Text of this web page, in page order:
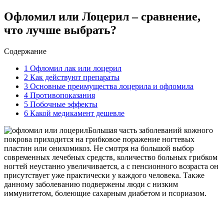
Офломил или Лоцерил – сравнение,
что лучше выбрать?
Содержание
1 Офломил лак или лоцерил
2 Как действуют препараты
3 Основные преимущества лоцерила и офломила
4 Противопоказания
5 Побочные эффекты
6 Какой медикамент дешевле
Большая часть заболеваний кожного
покрова приходится на грибковое поражение ногтевых
пластин или онихомикоз. Не смотря на большой выбор
современных лечебных средств, количество больных грибком
ногтей неустанно увеличивается, а с пенсионного возраста он
присутствует уже практически у каждого человека. Также
данному заболеванию подвержены люди с низким
иммунитетом, болеющие сахарным диабетом и псориазом.